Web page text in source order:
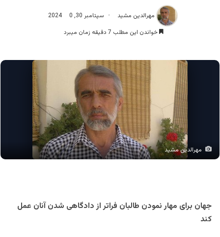
مهرالدین مشید سپتامبر 30, 2024
0
خواندن این مطلب 7 دقیقه زمان میبرد
مهرالدین مشید
جهان برای مهار نمودن طالبان فراتر از دادگاهی شدن آنان عمل
کند